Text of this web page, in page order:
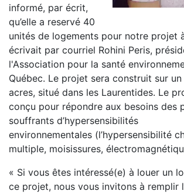
informé, par écrit,
qu’elle a reservé 40
unités de logements pour notre projet
écrivait par courriel Rohini Peris,
l'Association pour la santé
Québec. Le projet sera construit sur
acres, situé dans les Laurentides. Le
conçu pour répondre aux besoins des
souffrants d’hypersensibilités
environnementales (l’hypersensibilité
multiple, moisissures,
« Si vous êtes intéressé(e) à louer un
ce projet, nous vous invitons à remplir